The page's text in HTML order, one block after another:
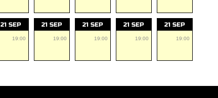
21 SEP
19:00
21 SEP
19:00
21 SEP
19:00
21 SEP
19:00
21 SEP
19:00